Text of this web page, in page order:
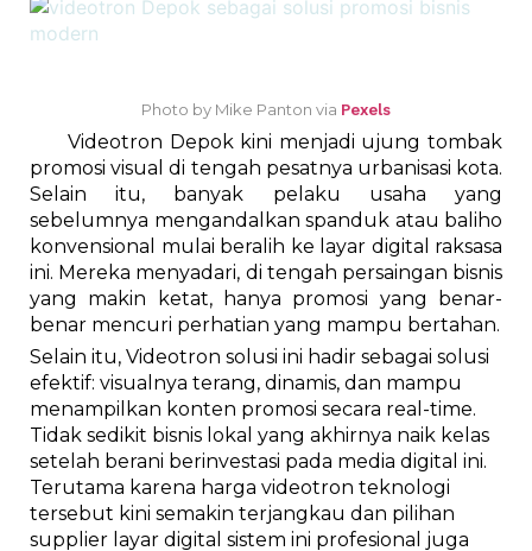
Photo by Mike Panton via Pexels
Videotron Depok kini menjadi ujung tombak
promosi visual di tengah pesatnya urbanisasi kota.
Selain itu, banyak pelaku usaha yang
sebelumnya mengandalkan spanduk atau baliho
konvensional mulai beralih ke layar digital raksasa
ini. Mereka menyadari, di tengah persaingan bisnis
yang makin ketat, hanya promosi yang benar-
benar mencuri perhatian yang mampu bertahan.
Selain itu, Videotron solusi ini hadir sebagai solusi
efektif: visualnya terang, dinamis, dan mampu
menampilkan konten promosi secara real-time.
Tidak sedikit bisnis lokal yang akhirnya naik kelas
setelah berani berinvestasi pada media digital ini.
Terutama karena harga videotron teknologi
tersebut kini semakin terjangkau dan pilihan
supplier layar digital sistem ini profesional juga